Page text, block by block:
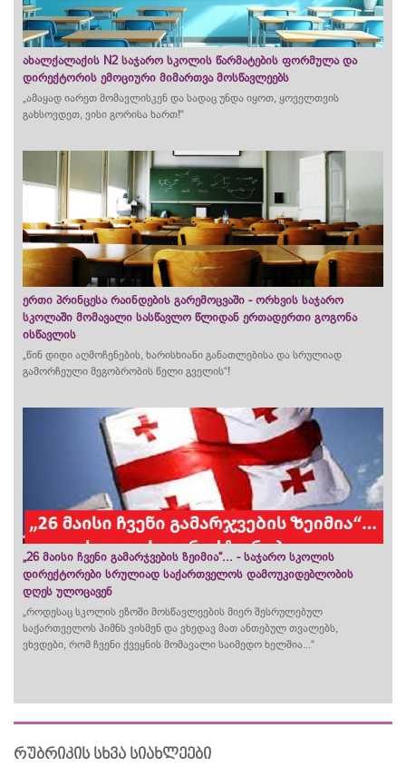
ახალქალაქის N2 საჯარო სკოლის წარმატების ფორმულა და
დირექტორის ემოციური მიმართვა მოსწავლეებს
„ამაყად იარეთ მომავლისკენ და სადაც უნდა იყოთ, ყოველთვის
გახსოვდეთ, ვისი გორისა ხართ!“
ერთი პრინცესა რაინდების გარემოცვაში - ორხვის საჯარო
სკოლაში მომავალი სასწავლო წლიდან ერთადერთი გოგონა
ისწავლის
„წინ დიდი აღმოჩენების, ხარისხიანი განათლებისა და სრულიად
გამორჩეული მეგობრობის წელი გველის“!
„26 მაისი ჩვენი გამარჯვების ზეიმია“... - საჯარო სკოლის
დირექტორები სრულიად საქართველოს დამოუკიდებლობის
დღეს ულოცავენ
„როდესაც სკოლის ეზოში მოსწავლეების მიერ შესრულებულ
საქართველოს ჰიმნს ვისმენ და ვხედავ მათ ანთებულ თვალებს,
ვხვდები, რომ ჩვენი ქვეყნის მომავალი საიმედო ხელშია...“
რუბრიკის სხვა სიახლეები